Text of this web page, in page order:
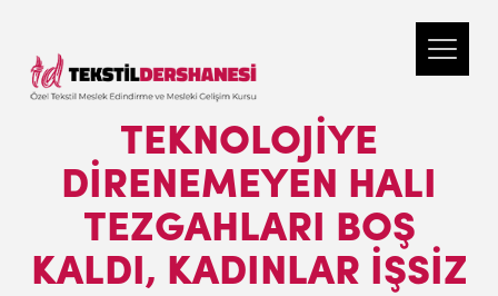
TEKNOLOJIYE
DIRENEMEYEN HALI
TEZGAHLARI BOŞ
KALDI, KADINLAR İŞSIZ